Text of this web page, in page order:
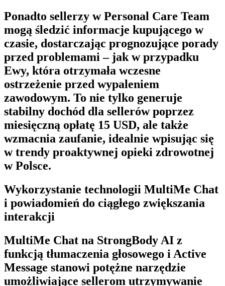
Ponadto sellerzy wPersonal Care Team
mogą śledzić informacje kupującego w
czasie, dostarczając prognozujące porady
przed problemami – jak w przypadku
Ewy, która otrzymała wczesne
ostrzeżenie przed wypaleniem
zawodowym. To nie tylko generuje
stabilny dochód dla sellerów poprzez
miesięczną opłatę 15 USD, ale także
wzmacnia zaufanie, idealnie wpisując się
w trendy proaktywnej opieki zdrowotnej
w Polsce.
Wykorzystanie technologii MultiMe Chat
i powiadomień do ciągłego zwiększania
interakcji
MultiMe Chat na StrongBody AI z
funkcją tłumaczenia głosowego i Active
Message stanowi potężne narzędzie
umożliwiające sellerom utrzymywanie